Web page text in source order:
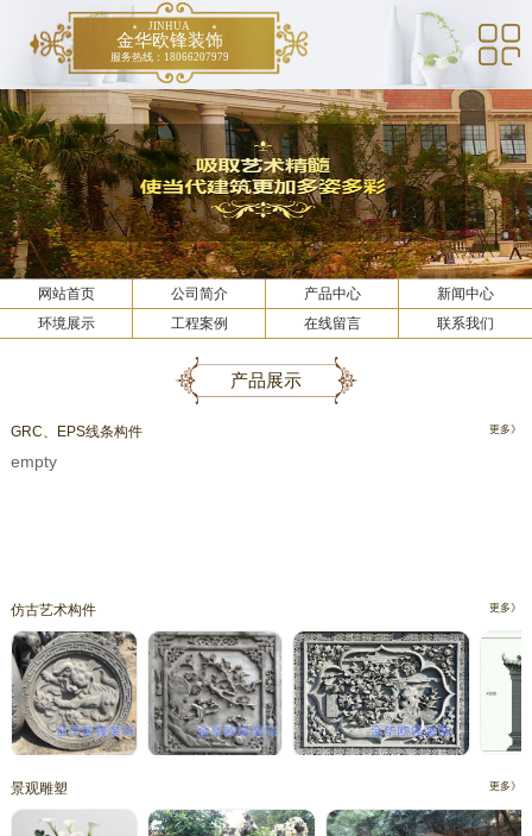
JINHUA
金华欧锋装饰
服务热线：18066207979
网站首页 公司简介 产品中心
新闻中心
环境展示
工程案例 在线留言 联系我们
产品展示
GRC、EPS线条构件 更多》
empty
仿古艺术构件 更多》
景观雕塑 更多》